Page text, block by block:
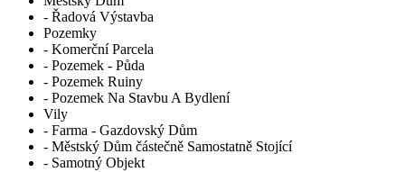
- Řadová Výstavba
Pozemky
- Komerční Parcela
- Pozemek - Půda
- Pozemek Ruiny
- Pozemek Na Stavbu A Bydlení
Vily
- Farma - Gazdovský Dům
- Městský Dům částečně Samostatně Stojící
- Samotný Objekt